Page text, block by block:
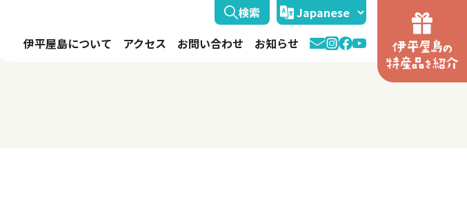
伊平屋島について アクセス お問い合わせ お知らせ